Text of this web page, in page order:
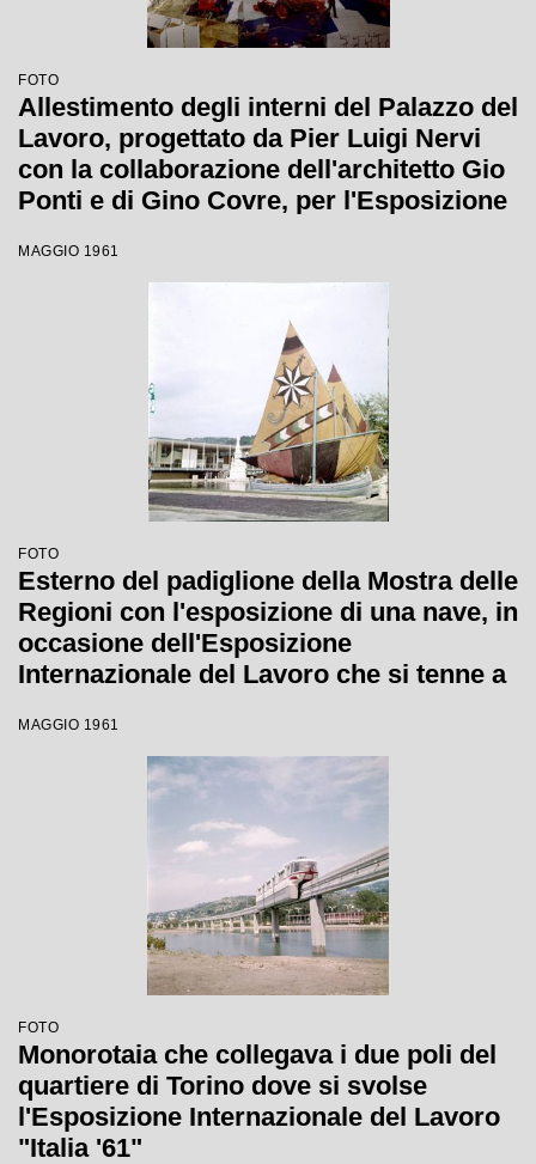
FOTO
Allestimento degli interni del Palazzo del
Lavoro, progettato da Pier Luigi Nervi
con la collaborazione dell'architetto Gio
Ponti e di Gino Covre, per l'Esposizione
MAGGIO 1961
FOTO
Esterno del padiglione della Mostra delle
Regioni con l'esposizione di una nave, in
occasione dell'Esposizione
Internazionale del Lavoro che si tenne a
MAGGIO 1961
FOTO
Monorotaia che collegava i due poli del
quartiere di Torino dove si svolse
l'Esposizione Internazionale del Lavoro
"Italia '61"